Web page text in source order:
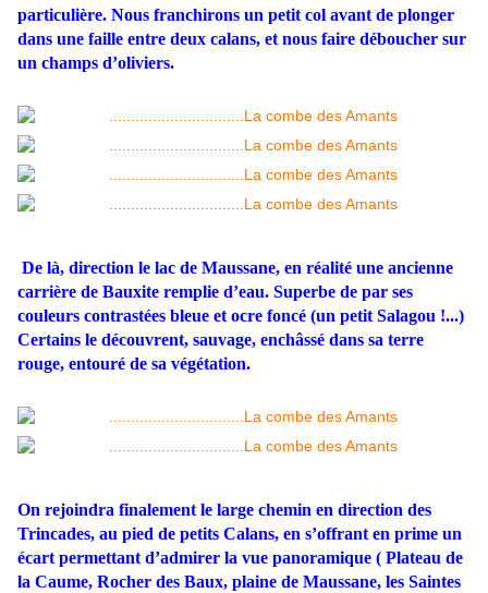
particulière. Nous franchirons un petit col avant de plonger
dans une faille entre deux calans, et nous faire déboucher sur
un champs d’oliviers.
De là, direction le lac de Maussane, en réalité une ancienne
carrière de Bauxite remplie d’eau. Superbe de par ses
couleurs contrastées bleue et ocre foncé (un petit Salagou !...)
Certains le découvrent, sauvage, enchâssé dans sa terre
rouge, entouré de sa végétation.
On rejoindra finalement le large chemin en direction des
Trincades, au pied de petits Calans, en s’offrant en prime un
écart permettant d’admirer la vue panoramique ( Plateau de
la Caume, Rocher des Baux, plaine de Maussane, les Saintes